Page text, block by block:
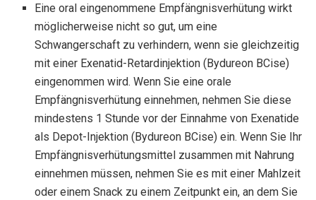
Eine oral eingenommene Empfängnisverhütung wirkt
möglicherweise nicht so gut, um eine
Schwangerschaft zu verhindern, wenn sie gleichzeitig
mit einer Exenatid-Retardinjektion (Bydureon BCise)
eingenommen wird. Wenn Sie eine orale
Empfängnisverhütung einnehmen, nehmen Sie diese
mindestens 1 Stunde vor der Einnahme von Exenatide
als Depot-Injektion (Bydureon BCise) ein. Wenn Sie Ihr
Empfängnisverhütungsmittel zusammen mit Nahrung
einnehmen müssen, nehmen Sie es mit einer Mahlzeit
oder einem Snack zu einem Zeitpunkt ein, an dem Sie